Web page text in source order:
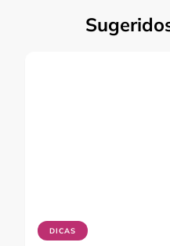
DICAS